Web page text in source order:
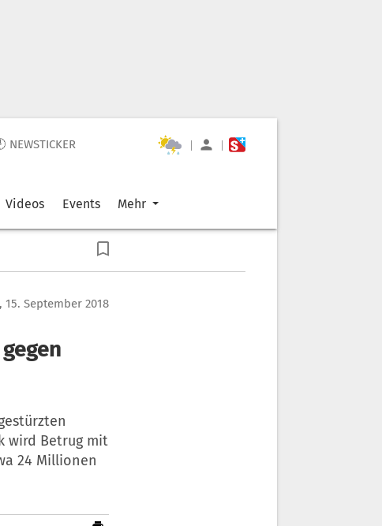
NEWSTICKER | |
Videos Events Mehr
15. September 2018
wird Betrug mit
24 Millionen